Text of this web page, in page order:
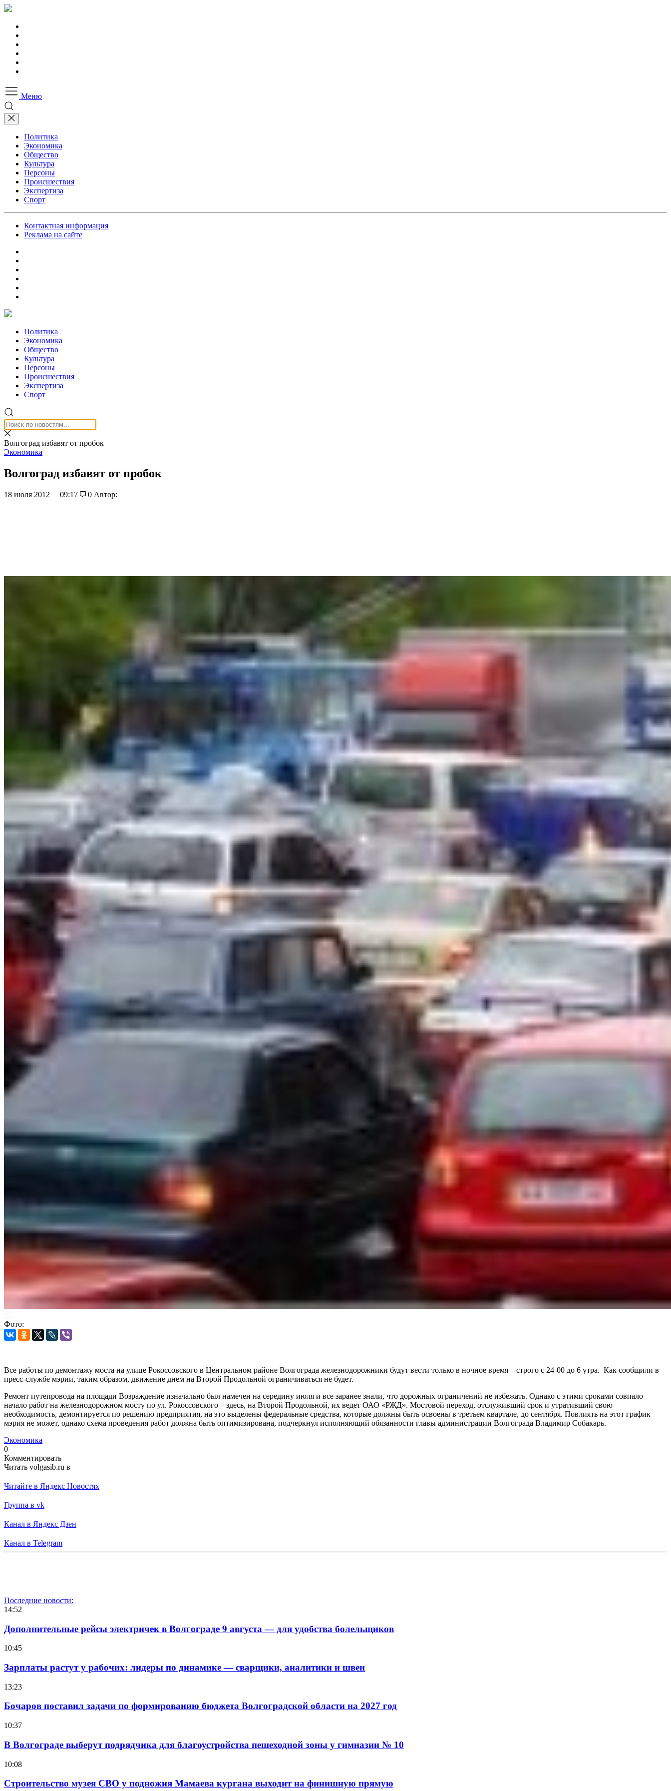
Меню
Политика
Экономика
Общество
Культура
Персоны
Происшествия
Экспертиза
Спорт
Контактная информация
Реклама на сайте
Политика
Экономика
Общество
Культура
Персоны
Происшествия
Экспертиза
Спорт
Волгоград избавят от пробок
Экономика
Волгоград избавят от пробок
18 июля 2012 09:17 0 Автор:
Фото:
Все работы по демонтажу моста на улице Рокоссовского в Центральном районе Волгограда железнодорожники будут вести только в ночное время – строго с 24-00 до 6 утра. Как сообщили в
пресс-службе мэрии, таким образом, движение днем на Второй Продольной ограничиваться не будет.
Ремонт путепровода на площади Возраждение изначально был намечен на середину июля и все заранее знали, что дорожных ограничений не избежать. Однако с этими сроками совпало
начало работ на железнодорожном мосту по ул. Рокоссовского – здесь, на Второй Продольной, их ведет ОАО «РЖД». Мостовой переход, отслуживший срок и утративший свою
необходимость, демонтируется по решению предприятия, на это выделены федеральные средства, которые должны быть освоены в третьем квартале, до сентября. Повлиять на этот график
мэрия не может, однако схема проведения работ должна быть оптимизирована, подчеркнул исполняющий обязанности главы администрации Волгограда Владимир Собакарь.
Экономика
0
Комментировать
Читать volgasib.ru в
Читайте в Яндекс Новостях
Группа в vk
Канал в Яндекс Дзен
Канал в Telegram
Последние новости:
14:52
Дополнительные рейсы электричек в Волгограде 9 августа — для удобства болельщиков
10:45
Зарплаты растут у рабочих: лидеры по динамике — сварщики, аналитики и швеи
13:23
Бочаров поставил задачи по формированию бюджета Волгоградской области на 2027 год
10:37
В Волгограде выберут подрядчика для благоустройства пешеходной зоны у гимназии № 10
10:08
Строительство музея СВО у подножия Мамаева кургана выходит на финишную прямую